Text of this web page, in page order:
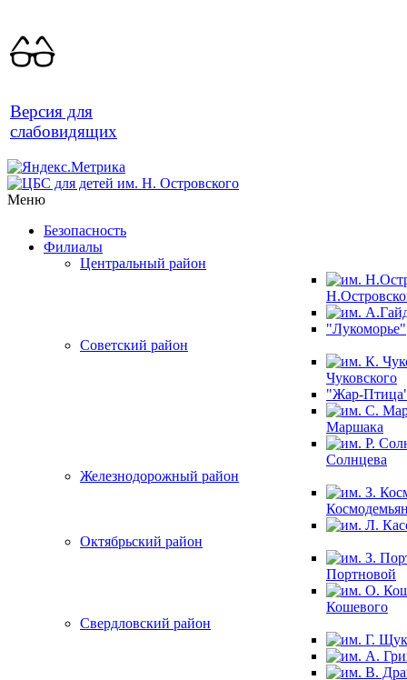
Версия для
слабовидящих
Меню
Безопасность
Филиалы
Центральный район
"Лукоморье"
Советский район
Чуковского
"Жар-
Маршака
Солнцева
Железнодорожный район
Октябрьский район
Портновой
Кошевого
Свердловский район